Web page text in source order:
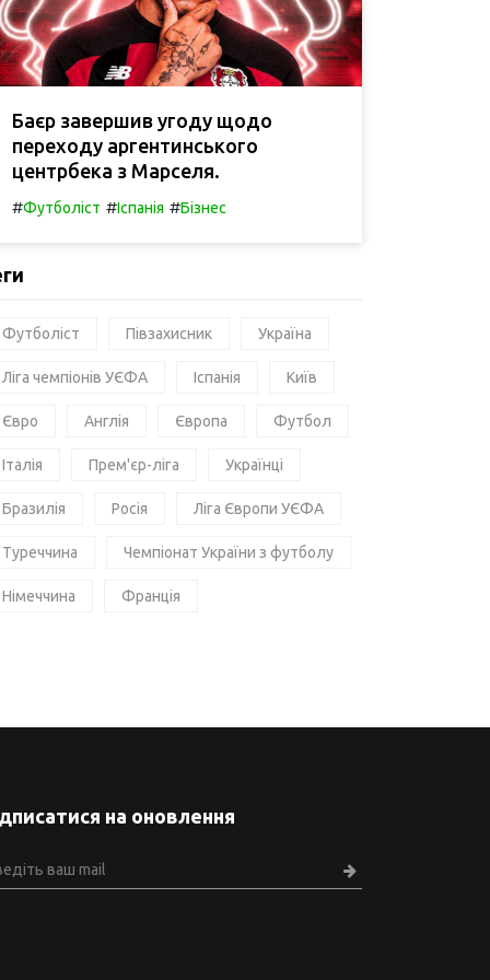
Баєр завершив угоду щодо
переходу аргентинського
центрбека з Марселя.
#Футболіст #Іспанія #Бізнес
Футболіст Півзахисник Україна
Ліга чемпіонів УЄФА Іспанія Київ
Євро Англія Європа Футбол
Італія Прем'єр-ліга Українці
Бразилія Росія Ліга Європи УЄФА
Туреччина Чемпіонат України з футболу
Німеччина Франція
на оновлення